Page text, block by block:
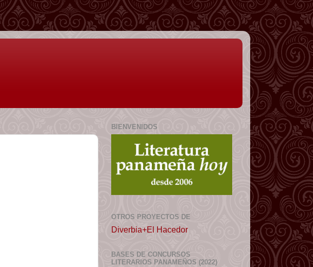
BIENVENIDOS
OTROS PROYECTOS DE
Diverbia+El Hacedor
BASES DE CONCURSOS
LITERARIOS PANAMEÑOS (2022)